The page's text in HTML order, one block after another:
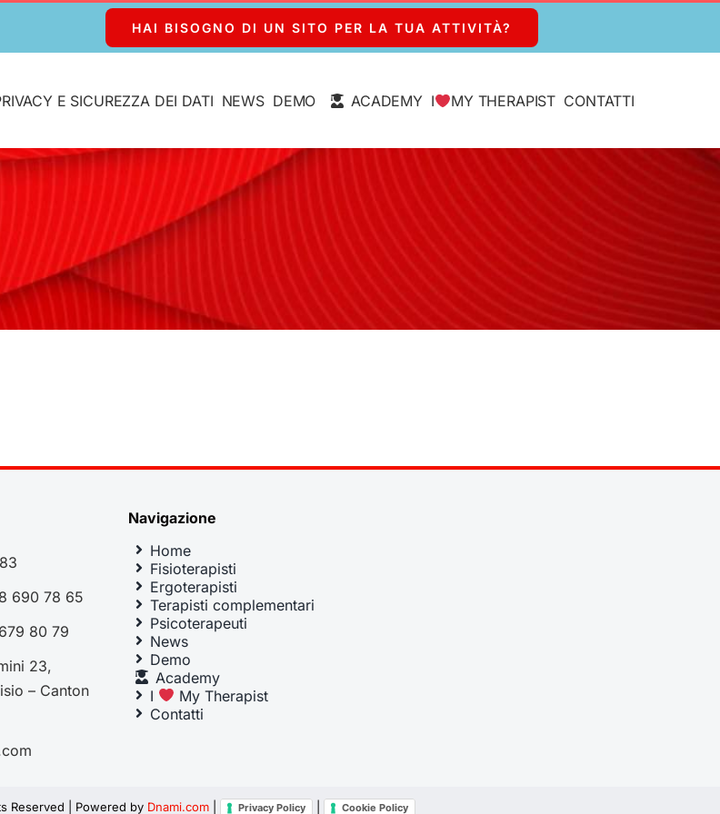
HAI BISOGNO DI UN SITO PER LA TUA ATTIVITÀ?
E SICUREZZA DEI DATI NEWS DEMO ACADEMY I MY THERAPIST CONTATTI
690 78 65
80 79
23,
– Canton
Navigazione
Home
Fisioterapisti
Ergoterapisti
Terapisti complementari
Psicoterapeuti
News
Demo
Academy
I
My Therapist
Contatti
Reserved | Powered by Dnami.com Privacy Policy Cookie Policy